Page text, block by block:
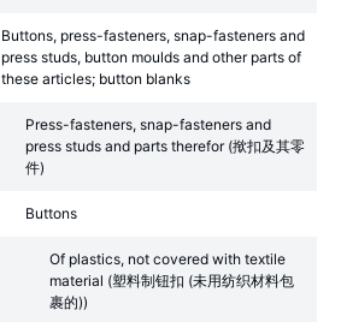
Buttons, press-fasteners, snap-fasteners and
press studs, button moulds and other parts of
these articles; button blanks
Press-fasteners, snap-fasteners and
press studs and parts therefor (揿扣及其零
件)
Buttons
Of plastics, not covered with textile
material (塑料制钮扣 (未用纺织材料包
裹的))